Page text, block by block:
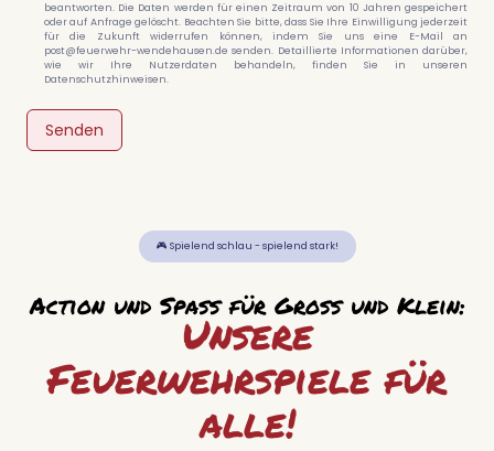
beantworten. Die Daten werden für einen Zeitraum von 10 Jahren gespeichert
oder auf Anfrage gelöscht. Beachten Sie bitte, dass Sie Ihre Einwilligung jederzeit
für die Zukunft widerrufen können, indem Sie uns eine E-Mail an
post@feuerwehr-wendehausen.de senden. Detaillierte Informationen darüber,
wie wir Ihre Nutzerdaten behandeln, finden Sie in unseren
Datenschutzhinweisen.
Senden
🎮 Spielend schlau - spielend stark!
Action und Spaß für Groß und Klein:
Unsere
Feuerwehrspiele für
alle!